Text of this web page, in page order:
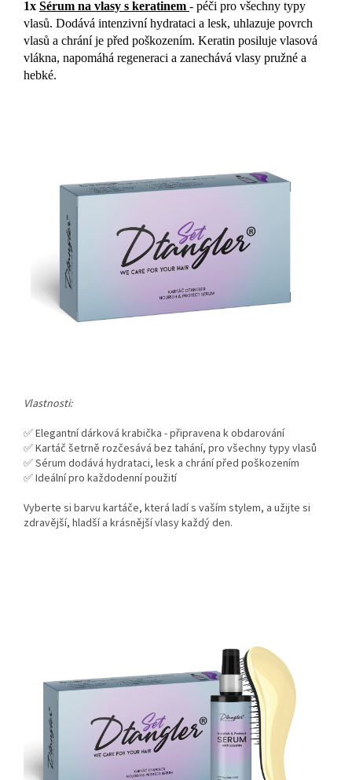
1x Sérum na vlasy s keratinem - péči pro všechny typy
vlasů. Dodává intenzivní hydrataci a lesk, uhlazuje povrch
vlasů a chrání je před poškozením. Keratin posiluje vlasová
vlákna, napomáhá regeneraci a zanechává vlasy pružné a
hebké.
Vlastnosti:
✅ Elegantní dárková krabička - připravena k obdarování
✅ Kartáč šetrně rozčesává bez tahání, pro všechny typy vlasů
✅ Sérum dodává hydrataci, lesk a chrání před poškozením
✅ Ideální pro každodenní použití
Vyberte si barvu kartáče, která ladí s vaším stylem, a užijte si
zdravější, hladší a krásnější vlasy každý den.